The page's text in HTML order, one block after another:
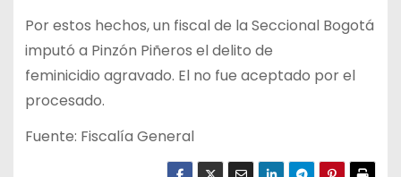
Por estos hechos, un fiscal de la Seccional Bogotá
imputó a Pinzón Piñeros el delito de
feminicidio agravado. El no fue aceptado por el
procesado.
Fuente: Fiscalía General